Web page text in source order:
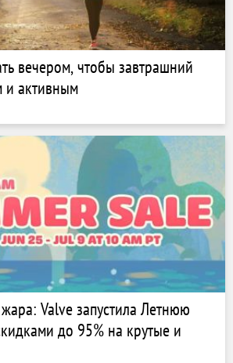
вечером, чтобы завтрашний
и активным
Valve запустила Летнюю
до 95% на крутые и